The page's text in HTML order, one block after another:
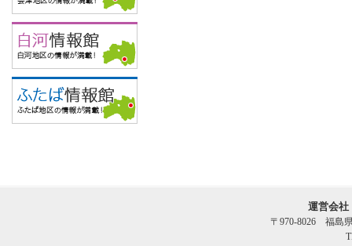
運営会
〒970-8026 福島